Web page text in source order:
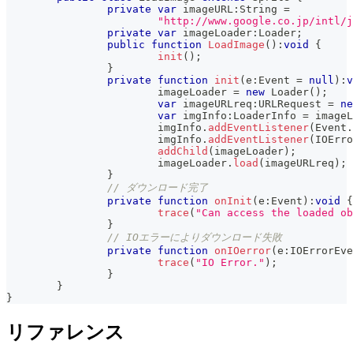
private var imageURL : String =
"http://www.google.co.jp/intl/
private var imageLoader : Loader ;
public
function LoadImage ( ) : void
{
init ( ) ;
}
private
function init ( e : Event = null ) :
			imageLoader
= new Loader( ) ;
var imageURLreq : URLRequest =
var imgInfo : LoaderInfo =
			imgInfo
. addEventListener( Event .
			imgInfo
. addEventListener(
addChild ( imageLoader ) ;
			imageLoader
. load ( imageURLreq ) ;
}
// ダウンロード完了
private
function onInit ( e : Event ) : void
{
trace ( "Can access the loaded
}
// IOエラーによりダウンロード失敗
private
function onIOerror( e :
trace ( "IO Error." ) ;
}
}
}
リファレンス